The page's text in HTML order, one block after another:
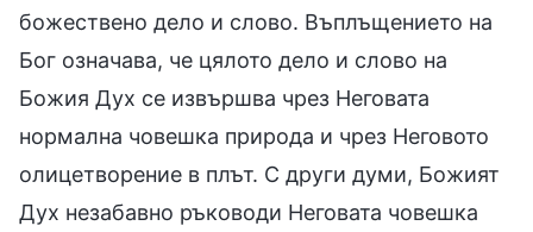
божествено дело и слово. Въплъщението на
Бог означава, че цялото дело и слово на
Божия Дух се извършва чрез Неговата
нормална човешка природа и чрез Неговото
олицетворение в плът. С други думи, Божият
Дух незабавно ръководи Неговата човешка